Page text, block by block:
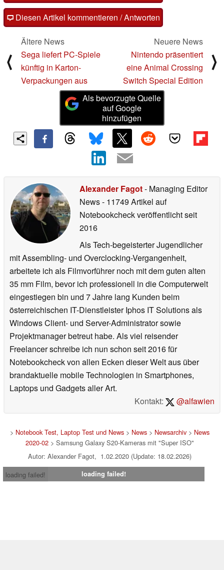
Diesen Artikel kommentieren / Antworten
⟨
Ältere News
Sega liefert PC-Spiele
künftig in Karton-
Verpackungen aus
Neuere News
Nintendo präsentiert
eine Animal Crossing
Switch Special Edition
⟩
Als bevorzugte Quelle
auf Google
hinzufügen
Alexander Fagot- Managing Editor
News- 11749 Artikel auf
Notebookcheck veröffentlichtseit
2016
Als Tech-begeisterter Jugendlicher
mit Assembling- und Overclocking-Vergangenheit,
arbeitete ich als Filmvorführer noch mit dem guten alten
35 mm Film, bevor ich professionell in die Computerwelt
eingestiegen bin und 7 Jahre lang Kunden beim
österreichischen IT-Dienstleister Iphos IT Solutions als
Windows Client- und Server-Administrator sowie
Projektmanager betreut habe. Als viel reisender
Freelancer schreibe ich nun schon seit 2016 für
Notebookcheck von allen Ecken dieser Welt aus über
brandaktuelle mobile Technologien in Smartphones,
Laptops und Gadgets aller Art.
Kontakt:
@alfawien
> Notebook Test, Laptop Test und News> News> Newsarchiv> News
2020-02> Samsung Galaxy S20-Kameras mit "Super ISO"
Autor: Alexander Fagot, 1.02.2020 (Update: 18.02.2026)
loading failed!
loading failed!